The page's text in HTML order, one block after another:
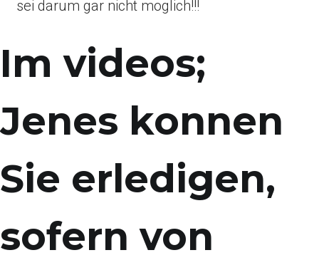
sei darum gar nicht moglich!!!
Im videos;
Jenes konnen
Sie erledigen,
sofern von